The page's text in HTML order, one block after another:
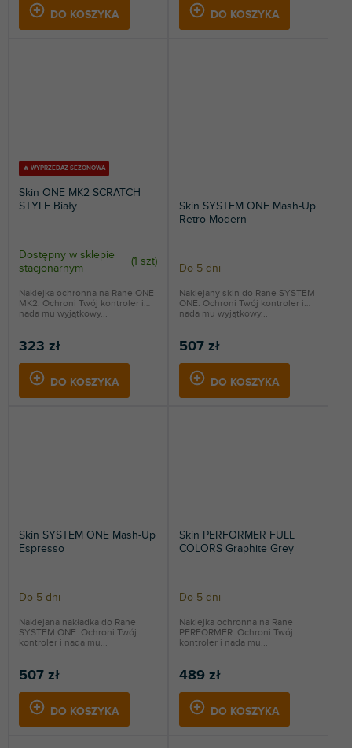
DO KOSZYKA DO KOSZYKA
🔥 WYPRZEDAŻ SEZONOWA
Skin ONE MK2 SCRATCH
STYLE Biały
Dostępny w sklepie
stacjonarnym
(1 szt)
323 zł
DO KOSZYKA
Naklejka ochronna na Rane ONE
MK2. Ochroni Twój kontroler i
nada mu wyjątkowy...
Skin SYSTEM ONE Mash-Up
Retro Modern
Do 5 dni
507 zł
DO KOSZYKA
Naklejany skin do Rane SYSTEM
ONE. Ochroni Twój kontroler i
nada mu wyjątkowy...
Skin SYSTEM ONE Mash-Up
Espresso
Do 5 dni
507 zł
DO KOSZYKA
Naklejana nakładka do Rane
SYSTEM ONE. Ochroni Twój
kontroler i nada mu...
Skin PERFORMER FULL
COLORS Graphite Grey
Do 5 dni
489 zł
DO KOSZYKA
Naklejka ochronna na Rane
PERFORMER. Ochroni Twój
kontroler i nada mu...